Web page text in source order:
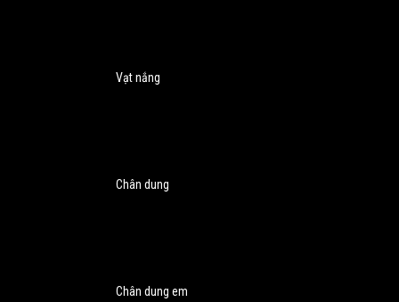
Vạt nắng
Chân dung
Chân dung em